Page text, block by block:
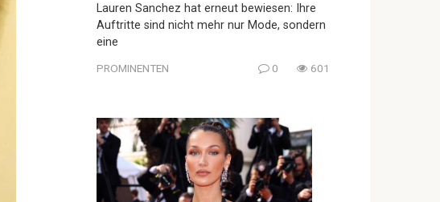
Lauren Sanchez hat erneut bewiesen: Ihre
Auftritte sind nicht mehr nur Mode, sondern
eine
PROMINENTEN 0 601